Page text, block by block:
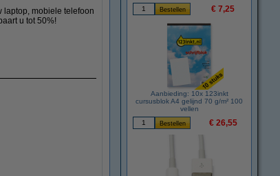
laptop, mobiele telefoon
u tot 50%!
€ 7,25
Aanbieding: 10x 123inkt
cursusblok A4 gelijnd 70 g/m² 100
vellen
€ 26,55